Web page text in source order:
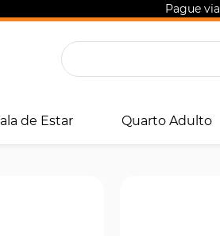
Pague via
de Estar Quarto Adulto